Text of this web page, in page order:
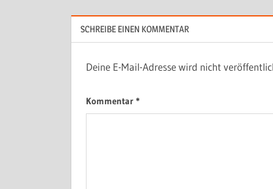
SCHREIBE EINEN KOMMENTAR
Deine E-Mail-Adresse wird nicht
Kommentar *